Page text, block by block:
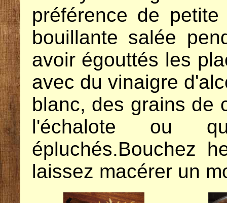
préférence de
bouillante salée
avoir égouttés les
avec du vinaigre
blanc, des grains de
l'échalote ou
épluchés.Bouchez
laissez macérer un